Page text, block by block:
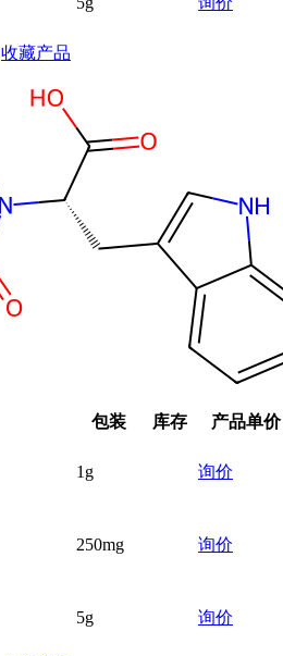
收藏产品
包装 库存 产品单价
1g 询价
250mg 询价
5g 询价